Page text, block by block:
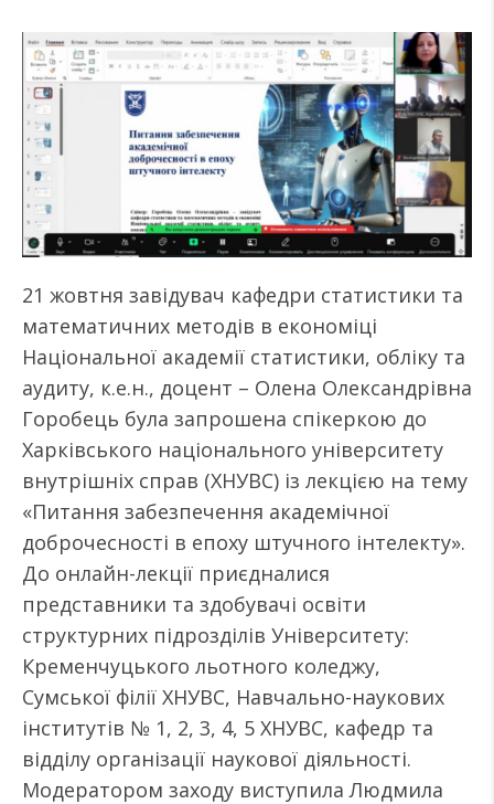
21 жовтня завідувач кафедри статистики та
математичних методів в економіці
Національної академії статистики, обліку та
аудиту, к.е.н., доцент – Олена Олександрівна
Горобець була запрошена спікеркою до
Харківського національного університету
внутрішніх справ (ХНУВС) із лекцією на тему
«Питання забезпечення академічної
доброчесності в епоху штучного інтелекту».
До онлайн-лекції приєдналися
представники та здобувачі освіти
структурних підрозділів Університету:
Кременчуцького льотного коледжу,
Сумської філії ХНУВС, Навчально-наукових
інститутів № 1, 2, 3, 4, 5 ХНУВС, кафедр та
відділу організації наукової діяльності.
Модератором заходу виступила Людмила